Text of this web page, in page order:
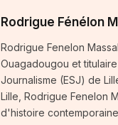
Rodrigue Fénélon
Rodrigue Fenelon
Ouagadougou et
Journalisme (ESJ) de
Lille, Rodrigue Fenelon
d'histoire